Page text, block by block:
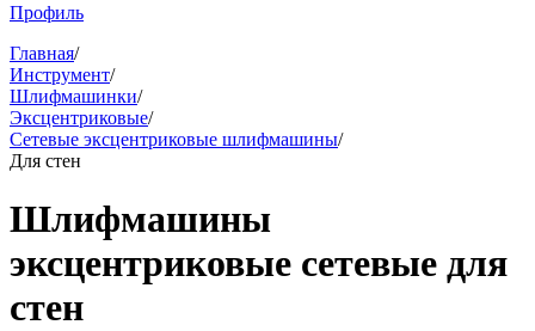
Профиль
Главная/
Инструмент/
Шлифмашинки/
Эксцентриковые/
Сетевые эксцентриковые шлифмашины/
Для стен
Шлифмашины
эксцентриковые сетевые для
стен